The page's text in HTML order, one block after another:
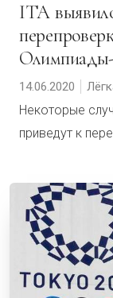
ITA выявило более 80 нарушений после
Олимпиады-
14.06.2020
Некоторые
приведут к